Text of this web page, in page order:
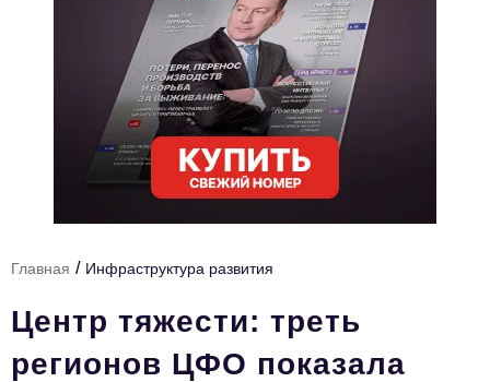
Регулирование
Премия "Тульский Бизнес"
История тульского предпринимательства
Тема номера
HR
Главная / Инфраструктура развития
Центр тяжести: треть
регионов ЦФО показала